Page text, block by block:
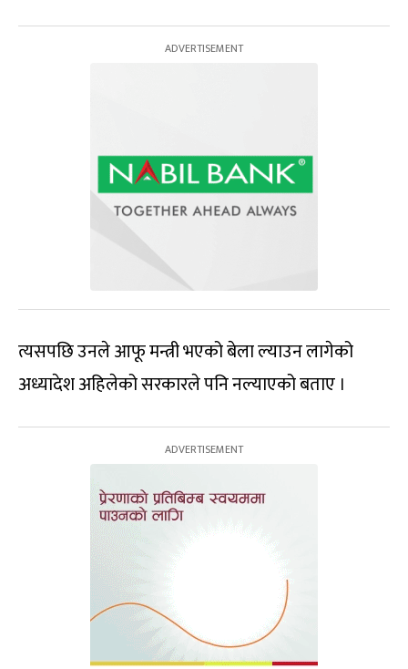
त्यसपछि उनले आफू मन्त्री भएको बेला ल्याउन लागेको
अध्यादेश अहिलेको सरकारले पनि नल्याएको बताए ।